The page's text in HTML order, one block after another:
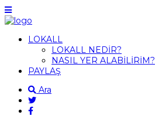
LOKALL
LOKALL NEDİR?
NASIL YER ALABİLİRİM?
PAYLAŞ
Ara